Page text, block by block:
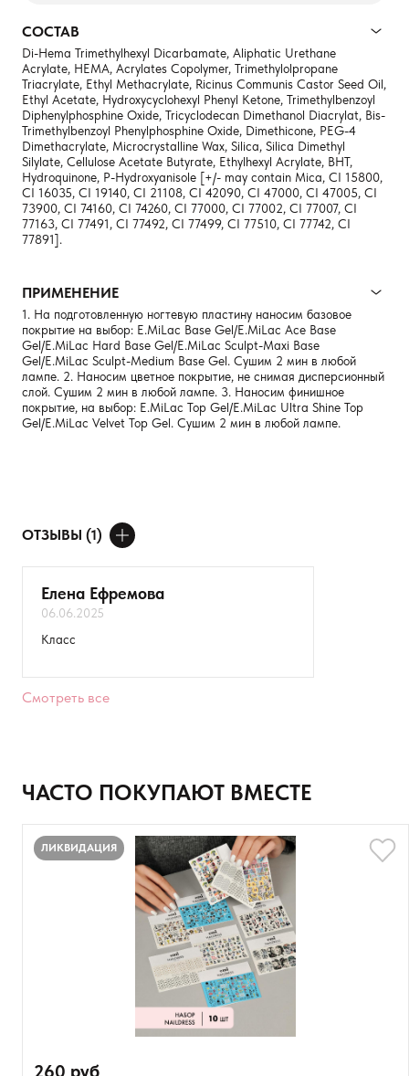
СОСТАВ
Di-Hema Trimethylhexyl Dicarbamate, Aliphatic Urethane
Acrylate, HEMA, Acrylates Copolymer, Trimethylolpropane
Triacrylate, Ethyl Methacrylate, Ricinus Communis Castor Seed Oil,
Ethyl Acetate, Hydroxycyclohexyl Phenyl Ketone, Trimethylbenzoyl
Diphenylphosphine Oxide, Tricyclodecan Dimethanol Diacrylat, Bis-
Trimethylbenzoyl Phenylphosphine Oxide, Dimethicone, PEG-4
Dimethacrylate, Microcrystalline Wax, Silica, Silica Dimethyl
Silylate, Cellulose Acetate Butyrate, Ethylhexyl Acrylate, BHT,
Hydroquinone, P-Hydroxyanisole [+/- may contain Mica, CI 15800,
CI 16035, CI 19140, CI 21108, CI 42090, CI 47000, CI 47005, CI
73900, CI 74160, CI 74260, CI 77000, CI 77002, CI 77007, CI
77163, CI 77491, CI 77492, CI 77499, CI 77510, CI 77742, CI
77891].
ПРИМЕНЕНИЕ
1. На подготовленную ногтевую пластину наносим базовое
покрытие на выбор: E.MiLac Base Gel/E.MiLac Ace Base
Gel/E.MiLac Hard Base Gel/E.MiLac Sculpt-Maxi Base
Gel/E.MiLac Sculpt-Medium Base Gel. Сушим 2 мин в любой
лампе. 2. Наносим цветное покрытие, не снимая дисперсионный
слой. Сушим 2 мин в любой лампе. 3. Наносим финишное
покрытие, на выбор: E.MiLac Top Gel/E.MiLac Ultra Shine Top
Gel/E.MiLac Velvet Top Gel. Сушим 2 мин в любой лампе.
ОТЗЫВЫ (1)
ДОБАВИТЬ ОТЗЫВ
Ваше имя
Добавьте фото
Елена Ефремова
06.06.2025
Класс
Смотреть все
ЧАСТО ПОКУПАЮТ ВМЕСТЕ
ЛИКВИДАЦИЯ
260 руб